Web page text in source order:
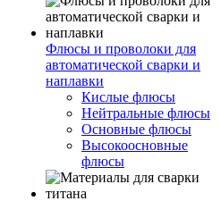
Флюсы и проволоки для
автоматической сварки и
наплавки
Кислые флюсы
Нейтральные флюсы
Основные флюсы
Высокоосновные
флюсы